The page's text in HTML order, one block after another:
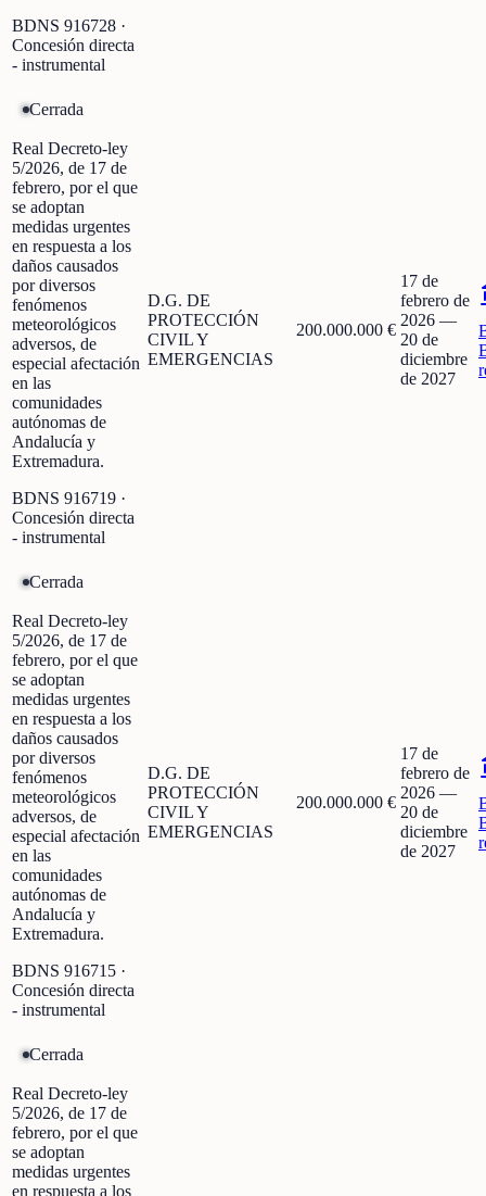
BDNS 916728 ·
Concesión directa
- instrumental
Cerrada
Real Decreto-ley
5/2026, de 17 de
febrero, por el que
se adoptan
medidas urgentes
en respuesta a los
daños causados
por diversos
fenómenos
meteorológicos
adversos, de
especial afectación
en las
comunidades
autónomas de
Andalucía y
Extremadura.
BDNS 916719 ·
Concesión directa
- instrumental
D.G. DE
PROTECCIÓN
CIVIL Y
EMERGENCIAS
200.000.000 €
17 de
febrero de
2026 —
20 de
diciembre
de 2027
Cerrada
Real Decreto-ley
5/2026, de 17 de
febrero, por el que
se adoptan
medidas urgentes
en respuesta a los
daños causados
por diversos
fenómenos
meteorológicos
adversos, de
especial afectación
en las
comunidades
autónomas de
Andalucía y
Extremadura.
BDNS 916715 ·
Concesión directa
- instrumental
D.G. DE
PROTECCIÓN
CIVIL Y
EMERGENCIAS
200.000.000 €
17 de
febrero de
2026 —
20 de
diciembre
de 2027
Cerrada
Real Decreto-ley
5/2026, de 17 de
febrero, por el que
se adoptan
medidas urgentes
en respuesta a los